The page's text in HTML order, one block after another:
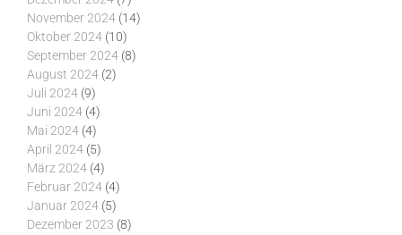
November 2024 (14)
Oktober 2024 (10)
September 2024 (8)
August 2024 (2)
Juli 2024 (9)
Juni 2024 (4)
Mai 2024 (4)
April 2024 (5)
März 2024 (4)
Februar 2024 (4)
Januar 2024 (5)
Dezember 2023 (8)